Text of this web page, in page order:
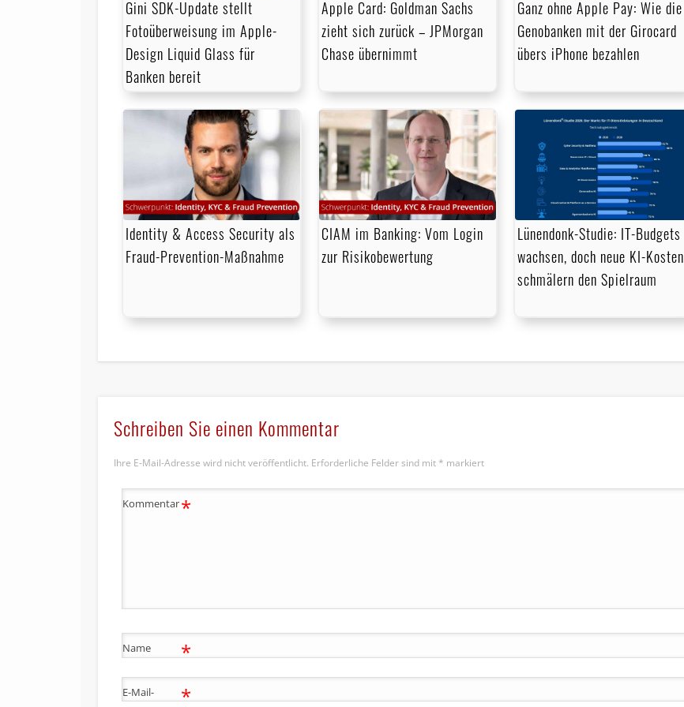
Gini SDK-Update stellt
Fotoüberweisung im Apple-
Design Liquid Glass für
Banken bereit
Apple Card: Goldman Sachs
zieht sich zurück – JPMorgan
Chase übernimmt
Ganz ohne Apple Pay: Wie die
Genobanken mit der Girocard
übers iPhone bezahlen
Identity & Access Security als
Fraud-Prevention-Maßnahme
CIAM im Banking: Vom Login
zur Risikobewertung
Lünendonk-Studie: IT-Budgets
wachsen, doch neue KI-Kosten
schmälern den Spielraum
Schreiben Sie einen Kommentar
Ihre E-Mail-Adresse wird nicht veröffentlicht. Erforderliche Felder sind mit * markiert
Kommentar*
Name *
E-Mail- *